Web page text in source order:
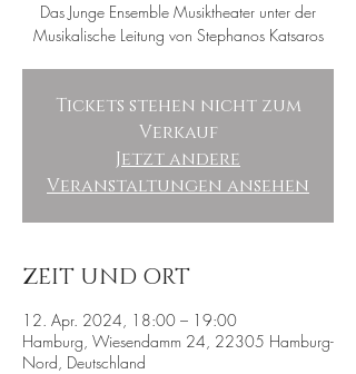
Das Junge Ensemble Musiktheater unter der
Musikalische Leitung von Stephanos Katsaros
Tickets stehen nicht zum
Verkauf
Jetzt andere
Veranstaltungen ansehen
ZEIT UND ORT
12. Apr. 2024, 18:00 – 19:00
Hamburg, Wiesendamm 24, 22305 Hamburg-
Nord, Deutschland